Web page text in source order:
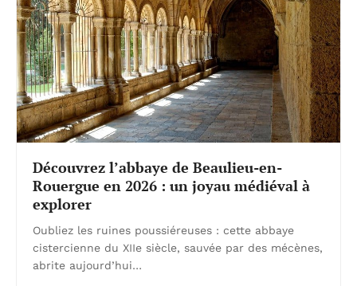
Découvrez l’abbaye de Beaulieu-en-
Rouergue en 2026 : un joyau médiéval à
explorer
Oubliez les ruines poussiéreuses : cette abbaye
cistercienne du XIIe siècle, sauvée par des mécènes,
abrite aujourd’hui…